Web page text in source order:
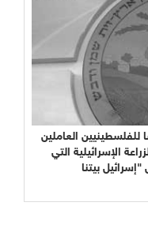
العاملين
الإسرائيلية التي